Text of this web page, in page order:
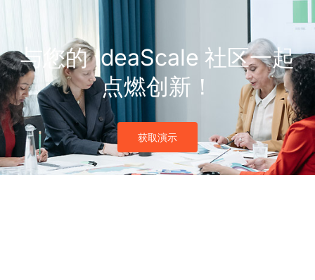
与您的 IdeaScale 社区一起
点燃创新！
获取演示